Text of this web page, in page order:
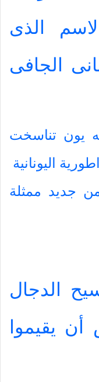
الذى
الجافى
يون تناسخت
اليونانية
جديد ممثلة
الدجال
يقيموا